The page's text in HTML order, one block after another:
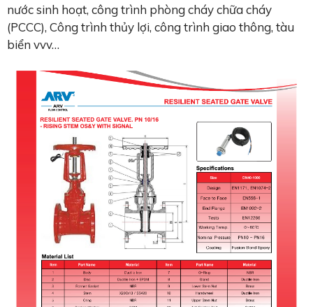
nước sinh hoạt, công trình phòng cháy chữa cháy
(PCCC), Công trình thủy lợi, công trình giao thông, tàu
biển vvv…